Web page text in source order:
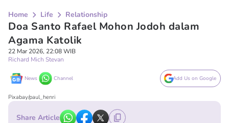
Home Life Relationship
Doa Santo Rafael Mohon Jodoh dalam
Agama Katolik
22 Mar 2026, 22:08 WIB
Richard Mich Stevan
News Channel Add Us on Google
Pixabay/paul_henri
Share Article